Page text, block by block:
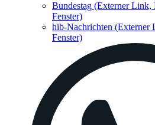
Bundestag (Externer Link,
Fenster)
hib-Nachrichten (Externer
Fenster)